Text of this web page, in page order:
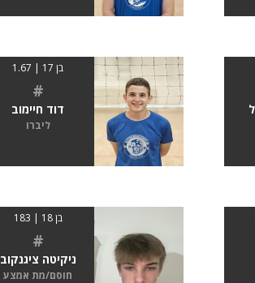
בן 17 | 1.67
#
דוד חיימוב
ליברו
בן 18 | 183
#
ניקיטה ציגנקוב
חוסם/מת אמצע